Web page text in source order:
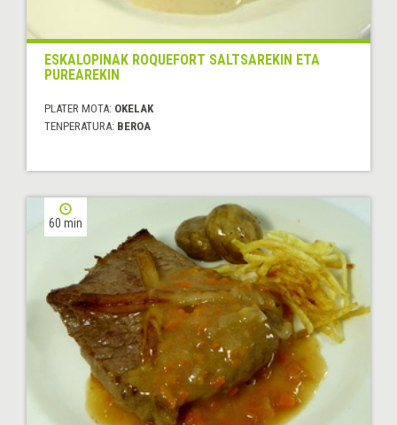
ESKALOPINAK ROQUEFORT SALTSAREKIN ETA
PUREAREKIN
PLATER MOTA: OKELAK
TENPERATURA: BEROA
60 min